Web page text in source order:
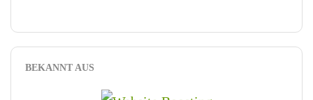
BEKANNT AUS